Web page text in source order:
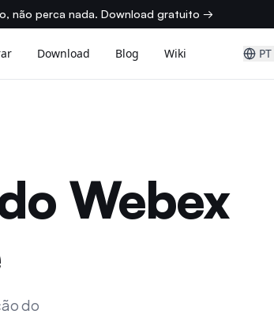
não perca nada. Download gratuito →
Download Blog Wiki PT
Webex
do